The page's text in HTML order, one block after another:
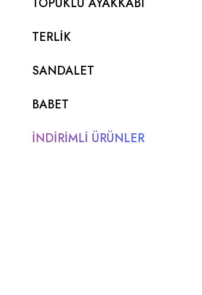
TERLİK
SANDALET
BABET
İNDİRİMLİ ÜRÜNLER